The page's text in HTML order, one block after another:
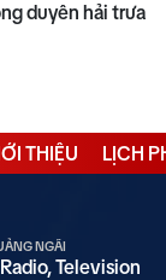
duyên hải trưa
THIỆU LỊCH
NGÃI
Television